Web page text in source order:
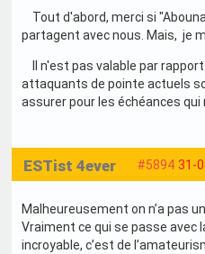
Tout d'abord, merci si
partagent avec nous. Mais, je
Il n'est pas valable par
attaquants de pointe actuels
assurer pour les échéances
#5894 31-
ESTist 4ever
Malheureusement on n’a pas
Vraiment ce qui se passe avec
incroyable, c’est de